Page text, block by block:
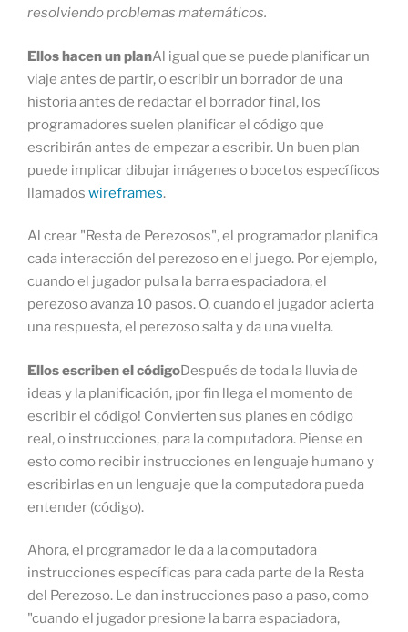
resolviendo problemas matemáticos.
Ellos hacen un planAl igual que se puede planificar un
viaje antes de partir, o escribir un borrador de una
historia antes de redactar el borrador final, los
programadores suelen planificar el código que
escribirán antes de empezar a escribir. Un buen plan
puede implicar dibujar imágenes o bocetos específicos
llamados wireframes.
Al crear "Resta de Perezosos", el programador planifica
cada interacción del perezoso en el juego. Por ejemplo,
cuando el jugador pulsa la barra espaciadora, el
perezoso avanza 10 pasos. O, cuando el jugador acierta
una respuesta, el perezoso salta y da una vuelta.
Ellos escriben el códigoDespués de toda la lluvia de
ideas y la planificación, ¡por fin llega el momento de
escribir el código! Convierten sus planes en código
real, o instrucciones, para la computadora. Piense en
esto como recibir instrucciones en lenguaje humano y
escribirlas en un lenguaje que la computadora pueda
entender (código).
Ahora, el programador le da a la computadora
instrucciones específicas para cada parte de la Resta
del Perezoso. Le dan instrucciones paso a paso, como
"cuando el jugador presione la barra espaciadora,